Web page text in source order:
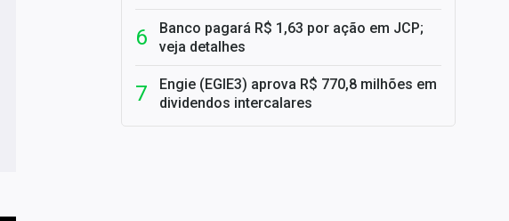
Banco pagará R$ 1,63 por ação em JCP;
veja detalhes
Engie (EGIE3) aprova R$ 770,8 milhões em
dividendos intercalares